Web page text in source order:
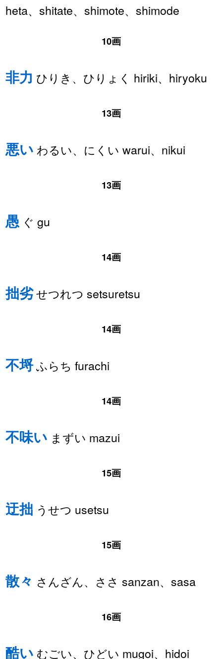
heta、shitate、shimote、shimode
10画
非力 ひりき、ひりょく hiriki、hiryoku
13画
悪い わるい、にくい warui、nikui
13画
愚 ぐ gu
14画
拙劣せつれつ setsuretsu
14画
不埒ふらち furachi
14画
不味い まずい mazui
15画
迂拙 うせつ usetsu
15画
散々 さんざん、ささ sanzan、sasa
16画
酷い むごい、ひどい mugoi、hidoi